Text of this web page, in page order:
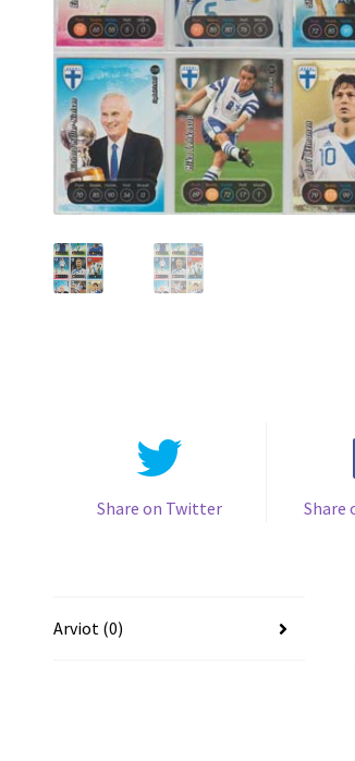
Share on Twitter Share
Arviot (0)